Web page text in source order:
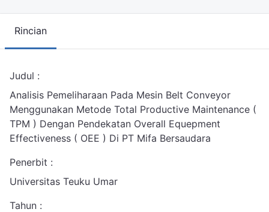
Rincian
Judul :
Analisis Pemeliharaan Pada Mesin Belt Conveyor
Menggunakan Metode Total Productive Maintenance (
TPM ) Dengan Pendekatan Overall Equepment
Effectiveness ( OEE ) Di PT Mifa Bersaudara
Penerbit :
Universitas Teuku Umar
Tahun :